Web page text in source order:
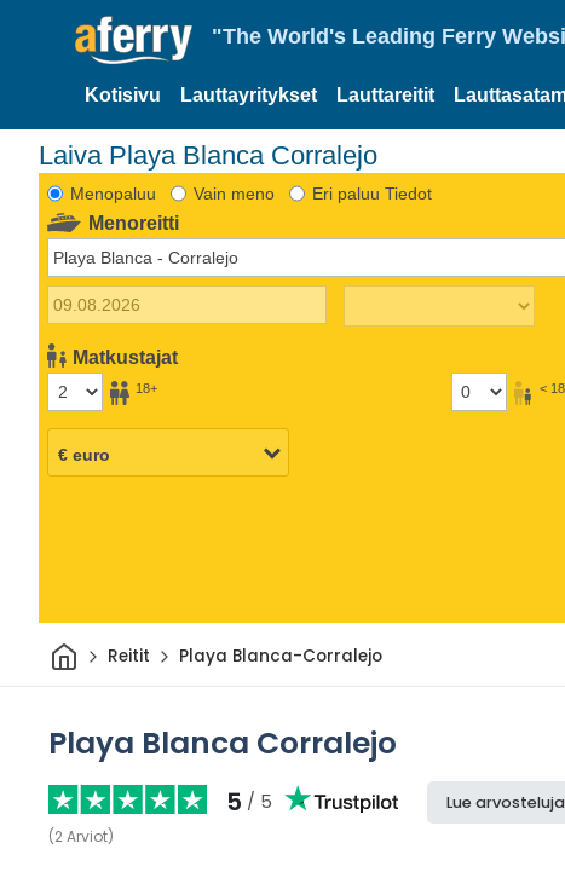
"The World's Leading Ferry
Kotisivu Lauttayritykset Lauttareitit
Laiva Playa Blanca Corralejo
Menopaluu Vain meno Eri paluu Tiedot
Menoreitti
Matkustajat
18+ < 18
KotiinReitit Playa Blanca-Corralejo
Playa Blanca Corralejo
5 / 5
(2Arviot)
Lue arvosteluja